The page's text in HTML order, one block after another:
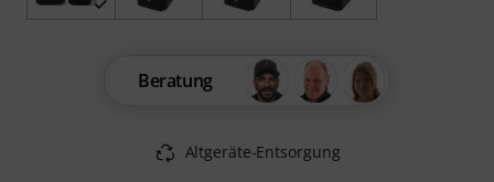
Beratung
Altgeräte-Entsorgung